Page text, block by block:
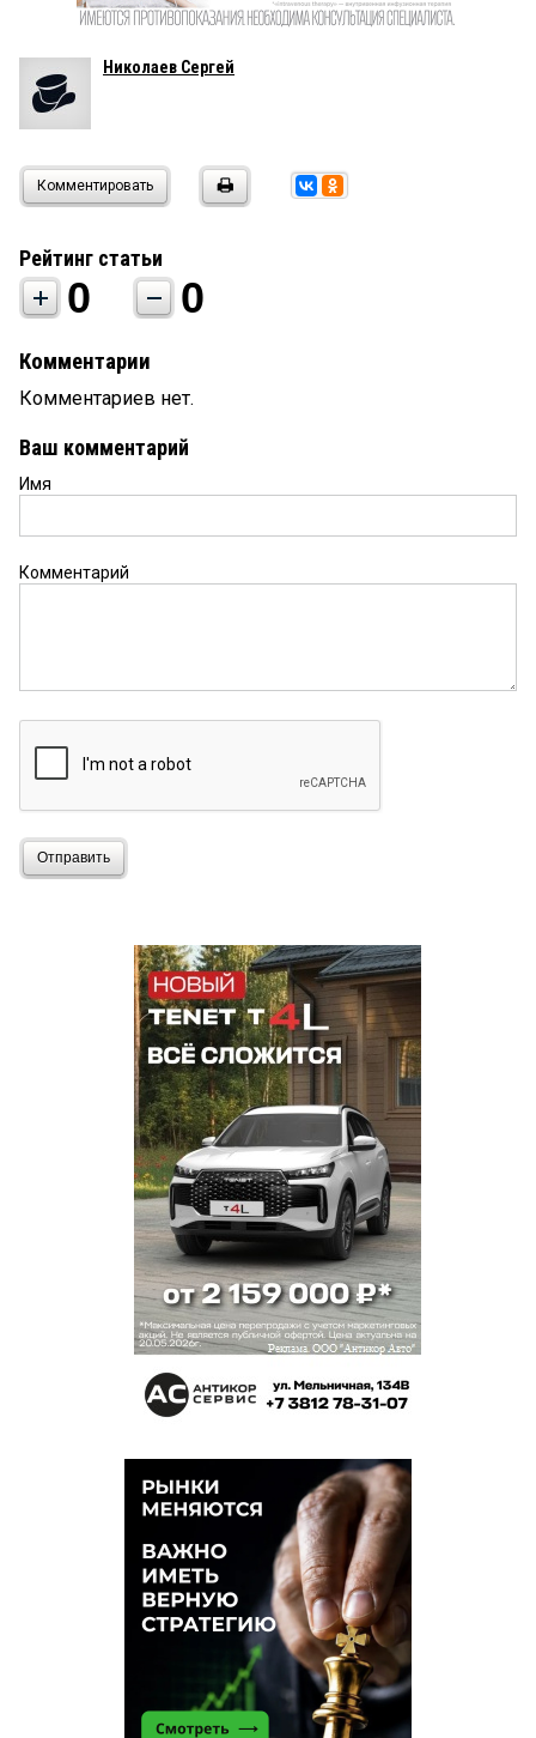
Николаев Сергей
Комментировать
Рейтинг статьи
0 0
Комментарии
Комментариев нет.
Ваш комментарий
Имя
Комментарий
Отправить